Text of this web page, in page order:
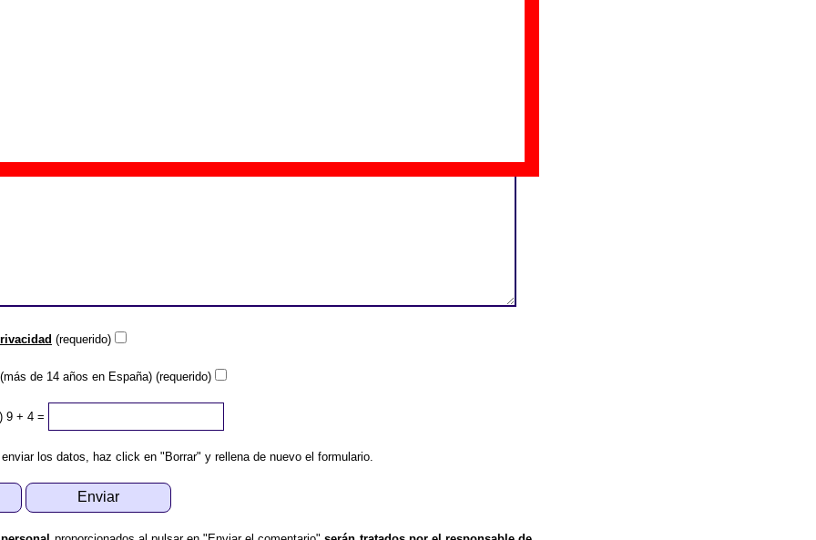
(requerido)
de 14 años en España) (requerido)
9 + 4 =
los datos, haz click en "Borrar" y rellena de nuevo el formulario.